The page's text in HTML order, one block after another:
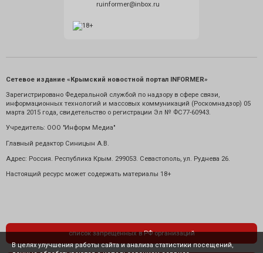
ruinformer@inbox.ru
Сетевое издание «Крымский новостной портал INFORMER»
Зарегистрировано Федеральной службой по надзору в сфере связи,
информационных технологий и массовых коммуникаций (Роскомнадзор) 05
марта 2015 года, свидетельство о регистрации Эл № ФС77-60943.
Учредитель: ООО "Информ Медиа"
Главный редактор Синицын А.В.
Адрес: Россия. Республика Крым. 299053. Севастополь, ул. Руднева 26.
Настоящий ресурс может содержать материалы 18+
список запрещенных в РФ организаций
В целях улучшения работы сайта и анализа статистики посещений,